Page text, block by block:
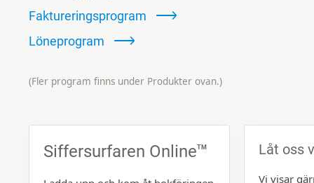
Faktureringsprogram
Löneprogram
(Fler program finns under Produkter ovan.)
Siffersurfaren OnlineTM Låt oss
Vi visar